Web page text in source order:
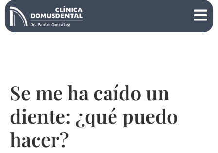
Se me ha caído un
diente: ¿qué puedo
hacer?